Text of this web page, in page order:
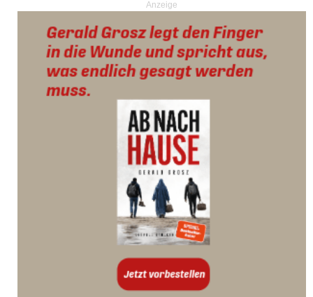
Anzeige